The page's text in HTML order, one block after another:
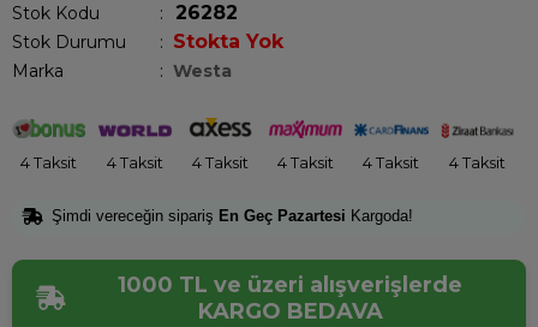
Stok Kodu 26282
Stok Durumu : Stokta Yok
Marka : Westa
4 Taksit 4 Taksit 4 Taksit 4 Taksit 4 Taksit 4 Taksit
Şimdi vereceğin sipariş En Geç Pazartesi Kargoda!
1000 TL ve üzeri alışverişlerde
KARGO BEDAVA